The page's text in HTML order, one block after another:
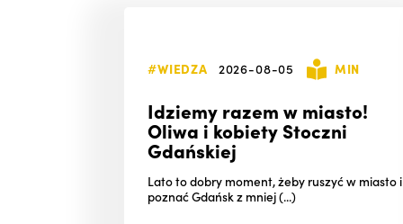
#WIEDZA 2026-08-05 MIN
Idziemy razem w miasto!
Oliwa i kobiety Stoczni
Gdańskiej
Lato to dobry moment, żeby ruszyć w miasto i
poznać Gdańsk z mniej (...)